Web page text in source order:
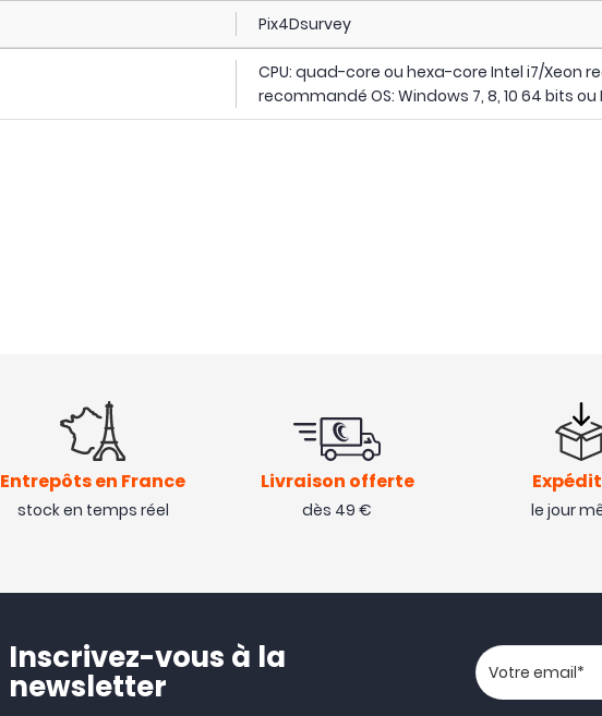
Pix4Dsurvey
CPU: quad-core ou hexa-core Intel i7/Xeon
recommandé OS: Windows 7, 8, 10 64 bits
Entrepôts en France
stock en temps réel
Livraison offerte
dès 49 € le jour
Inscrivez-vous à la
newsletter
Votre adresse